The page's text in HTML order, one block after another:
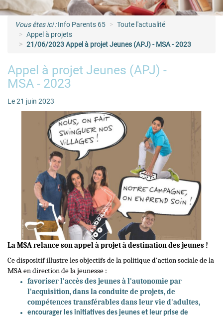
Vie de familles
Vous êtes ici :Info Parents 65
Toute l'actualité
Appel à projets
21/06/2023 Appel à projet Jeunes (APJ) - MSA - 2023
Appel à projet Jeunes (APJ) -
MSA - 2023
Le 21 juin 2023
La MSA relance son appel à projet à destination des jeunes !
Ce dispositif illustre les objectifs de la politique d'action sociale de la
MSA en direction de la jeunesse :
favoriser l'accès des jeunes à l'autonomie par
l'acquisition, dans la conduite de projets, de
compétences transférables dans leur vie d'adultes,
encourager les initiatives des jeunes et leur prise de